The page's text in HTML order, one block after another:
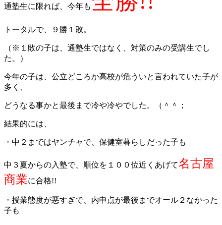
通塾生に限れば、今年も
トータルで、９勝１敗。
（※１敗の子は、通塾生ではなく、対策のみの受講生でし
た。）
今年の子は、公立どころか高校が危ういと言われていた子が
多く、
どうなる事かと最後まで冷や冷やでした。（＾＾；
結果的には、
・中２まではヤンチャで、保健室暮らしだった子も
中３夏からの入塾で、順位を１００位近くあげて名古屋
商業に合格!!
・授業態度が悪すぎで、内申点が最後までオール２なかった
子も